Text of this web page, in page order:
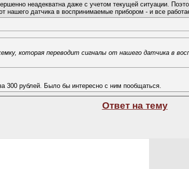
неадекватна даже с учетом текущей ситуации.
нашего датчика в воспринимаемые прибором - и все
которая переводит сигналы от нашего датчика в
300 рублей. Было бы интересно с ним пообщаться.
Ответ на тему